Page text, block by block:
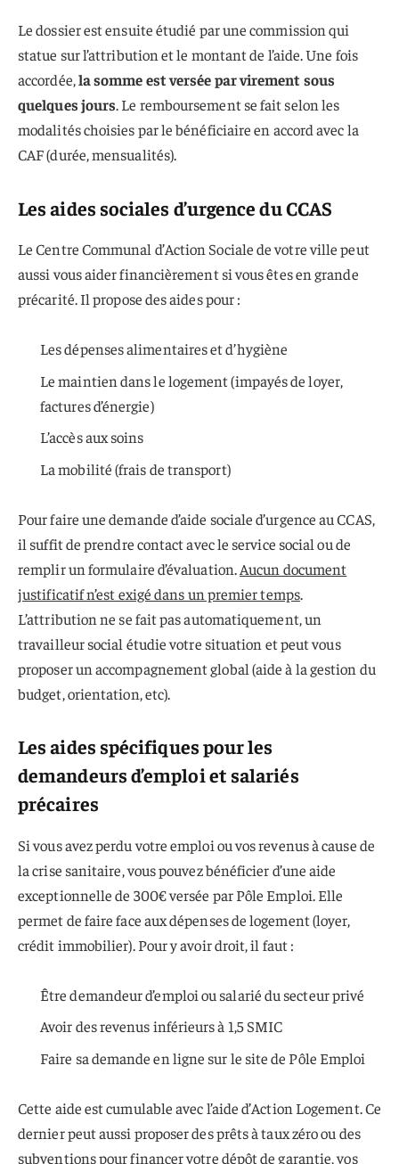
Le dossier est ensuite étudié par une commission qui
statue sur l’attribution et le montant de l’aide. Une fois
accordée,la somme est versée par virement sous
quelques jours. Le remboursement se fait selon les
modalités choisies par le bénéficiaire en accord avec la
CAF (durée, mensualités).
Les aides sociales d’urgence du CCAS
Le Centre Communal d’Action Sociale de votre ville peut
aussi vous aider financièrement si vous êtes en grande
précarité. Il propose des aides pour :
Les dépenses alimentaires et d’hygiène
Le maintien dans le logement (impayés de loyer,
factures d’énergie)
L’accès aux soins
La mobilité (frais de transport)
Pour faire une demande d’aide sociale d’urgence au CCAS,
il suffit de prendre contact avec le service social ou de
remplir un formulaire d’évaluation.Aucun document
justificatif n’est exigé dans un premier temps.
L’attribution ne se fait pas automatiquement, un
travailleur social étudie votre situation et peut vous
proposer un accompagnement global (aide à la gestion du
budget, orientation, etc).
Les aides spécifiques pour les
demandeurs d’emploi et salariés
précaires
Si vous avez perdu votre emploi ou vos revenus à cause de
la crise sanitaire, vous pouvez bénéficier d’une aide
exceptionnelle de 300€ versée par Pôle Emploi. Elle
permet de faire face aux dépenses de logement (loyer,
crédit immobilier). Pour y avoir droit, il faut :
Être demandeur d’emploi ou salarié du secteur privé
Avoir des revenus inférieurs à 1,5 SMIC
Faire sa demande en ligne sur le site de Pôle Emploi
Cette aide est cumulable avec l’aide d’Action Logement. Ce
dernier peut aussi proposer des prêts à taux zéro ou des
subventions pour financer votre dépôt de garantie, vos